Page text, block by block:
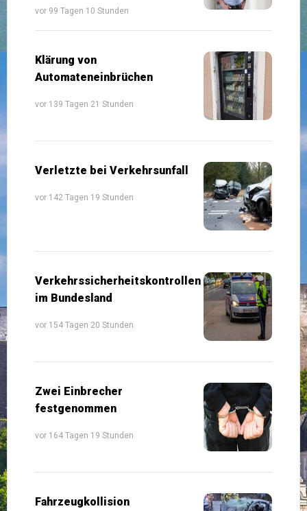
vor 99 Tagen 10 Stunden
Klärung von
Automateneinbrüchen
vor 139 Tagen 21 Stunden
Verletzte bei Verkehrsunfall
vor 142 Tagen 19 Stunden
Verkehrssicherheitskontrollen
im Bundesland
vor 154 Tagen 20 Stunden
Zwei Einbrecher
festgenommen
vor 164 Tagen 19 Stunden
Fahrzeugkollision